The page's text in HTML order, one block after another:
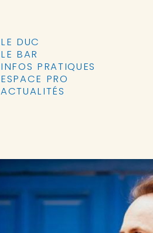
LE DUC
LE BAR
INFOS PRATIQUES
ESPACE PRO
ACTUALITÉS